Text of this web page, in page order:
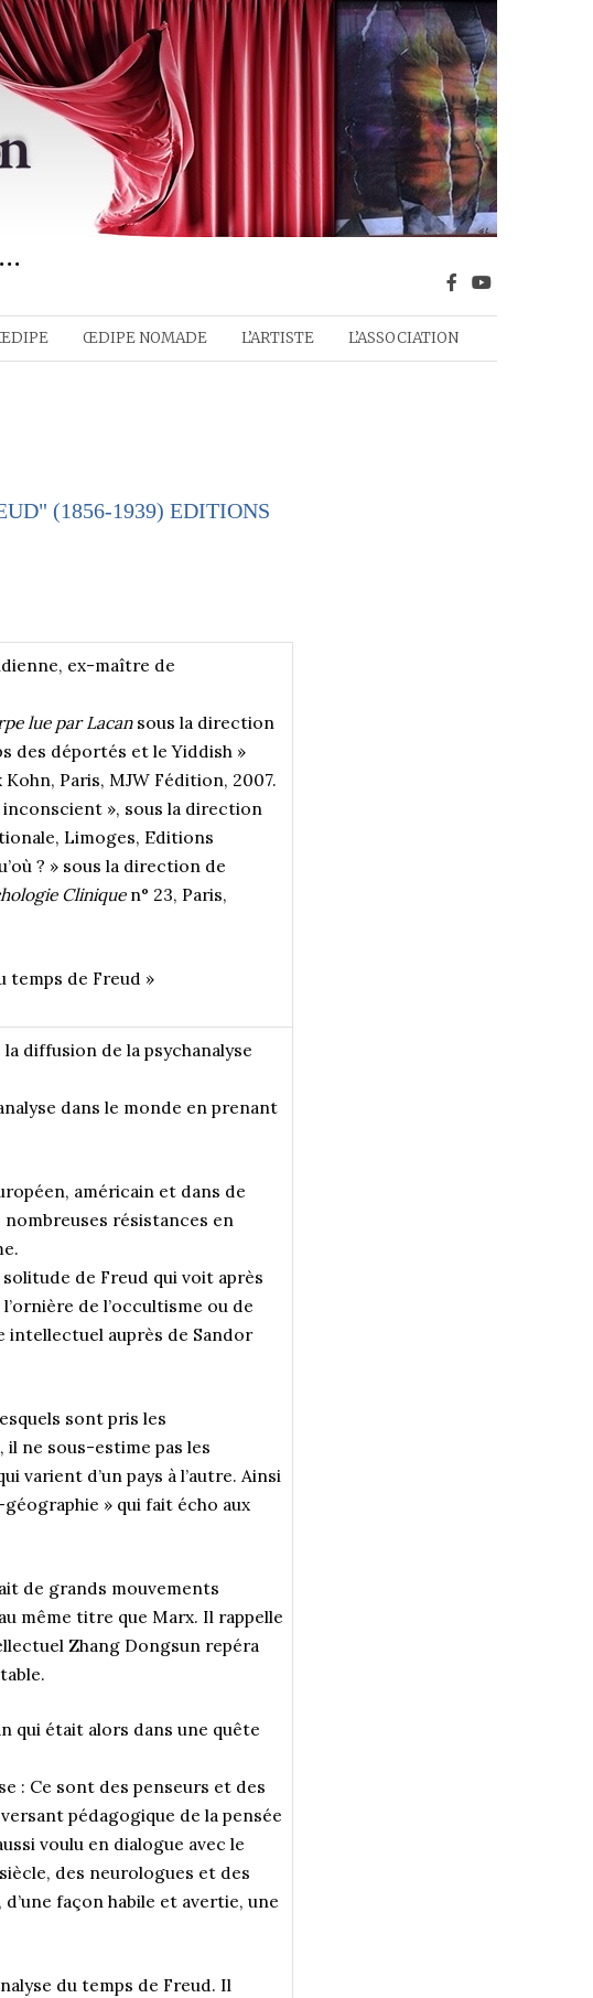
ŒDIPE NOMADE L’ARTISTE L’ASSOCIATION
(1856-1939) EDITIONS
ex-maître de
lue par Lacansous la direction
des déportés et le Yiddish »
Paris, MJW Fédition, 2007.
», sous la direction
Limoges, Editions
? » sous la direction de
Cliniquen° 23, Paris,
temps de Freud »
diffusion de la psychanalyse
dans le monde en prenant
américain et dans de
nombreuses résistances en
de Freud qui voit après
de l’occultisme ou de
intellectuel auprès de Sandor
sont pris les
il ne sous-estime pas les
varient d’un pays à l’autre. Ainsi
» qui fait écho aux
de grands mouvements
même titre que Marx. Il rappelle
Zhang Dongsun repéra
qui était alors dans une quête
: Ce sont des penseurs et des
pédagogique de la pensée
voulu en dialogue avec le
des neurologues et des
façon habile et avertie, une
du temps de Freud. Il